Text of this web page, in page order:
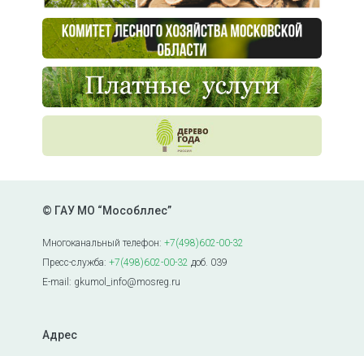
© ГАУ МО “Мособллес”
Многоканальный телефон:+7(498)602-00-32
Пресс-служба:+7(498)602-00-32 доб. 039
E-mail: gkumol_info@mosreg.ru
Адрес